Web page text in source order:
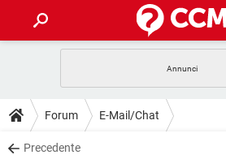
INTRATTENIMENTO
iOS
GUIDE
COVID-19
DOWNLOAD
Forum E-Mail/Chat
Precedente